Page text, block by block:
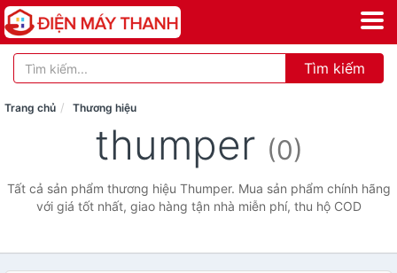
Tìm kiếm
Trang chủ Thương hiệu
thumper (0)
Tất cả sản phẩm thương hiệu Thumper. Mua sản phẩm chính hãng
với giá tốt nhất, giao hàng tận nhà miễn phí, thu hộ COD